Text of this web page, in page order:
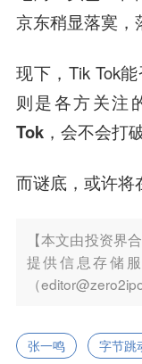
京东稍显落寞，
现下，Tik Tok
则是各方关注
Tok，会不会打
而谜底，或许将
【本文由投资界
提供信息存储
（
张一鸣 字节跳